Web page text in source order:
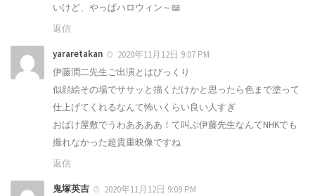
いけど、やっぱハロウィン～📖
返信
yararetakan
2020年11月12日 9:07 PM
伊藤潤二先生ご出演とはびっくり
似顔絵その場でササッと描くだけかと思ったら色まで塗って
仕上げてくれるなんて怖いくらい良い人すぎ
おばけ屋敷でうわああああ！て叫ぶ伊藤先生なんてNHKでも
撮れなかった超貴重映像ですね
返信
鬼塚英吉
2020年11月12日 9:09 PM